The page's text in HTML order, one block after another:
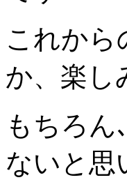
これから
か、楽し
もちろ
ないと